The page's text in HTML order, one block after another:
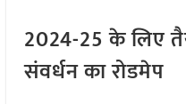
2024-25के लिए
संवर्धन का रोडमेप